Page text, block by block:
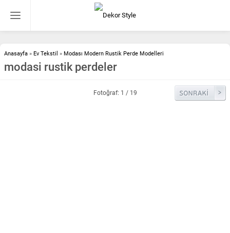
Anasayfa » Ev Tekstil » Modası Modern Rustik Perde Modelleri
modasi rustik perdeler
Fotoğraf: 1 / 19